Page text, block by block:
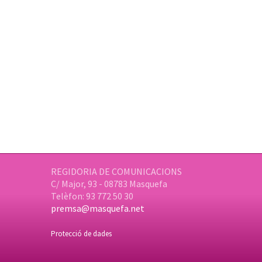
REGIDORIA DE COMUNICACIONS
C/ Major, 93 - 08783 Masquefa
Telèfon: 93 772 50 30
premsa@masquefa.net
Protecció de dades